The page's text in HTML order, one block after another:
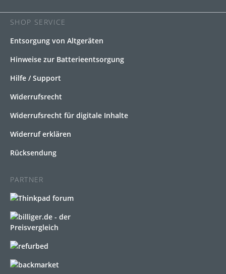
SHOP SERVICE
Entsorgung von Altgeräten
Hinweise zur Batterieentsorgung
Hilfe / Support
Widerrufsrecht
Widerrufsrecht für digitale Inhalte
Widerruf erklären
Rücksendung
PARTNER